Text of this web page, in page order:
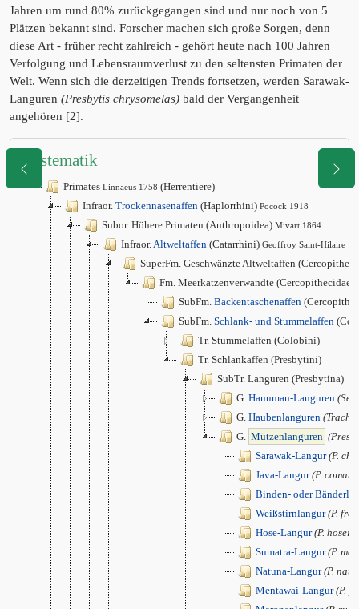
Jahren um rund 80% zurückgegangen sind und nur noch von 5
Plätzen bekannt sind. Forscher machen sich große Sorgen, denn
diese Art - früher recht zahlreich - gehört heute nach 100 Jahren
Verfolgung und Lebensraumverlust zu den seltensten Primaten der
Welt. Wenn sich die derzeitigen Trends fortsetzen, werden Sarawak-
Languren (Presbytis chrysomelas) bald der Vergangenheit
angehören [2].
Systematik
Primates Linnaeus 1758 (Herrentiere)
Infraor. Trockennasenaffen (Haplorrhini) Pocock 1918
Subor. Höhere Primaten (Anthropoidea) Mivart 1864
Infraor.Altweltaffen (Catarrhini) Geoffroy Saint-Hilaire
SuperFm. Geschwänzte Altweltaffen
Fm. Meerkatzenverwandte (Cercopithecidae)
SubFm. Backentaschenaffen
SubFm. Schlank- und Stummelaffen
Tr. Stummelaffen (Colobini)
Tr. Schlankaffen (Presbytini)
SubTr. Languren (Presbytina)
G. Hanuman-Languren
G. Haubenlanguren
G. Mützenlanguren
Sarawak-Langur (P.
Java-Langur (P. comata)
Binden- oder
Weißstirnlangur (P.
Hose-Langur (P. hosei)
Sumatra-Langur (P.
Natuna-Langur (P.
Mentawai-Langur (P.